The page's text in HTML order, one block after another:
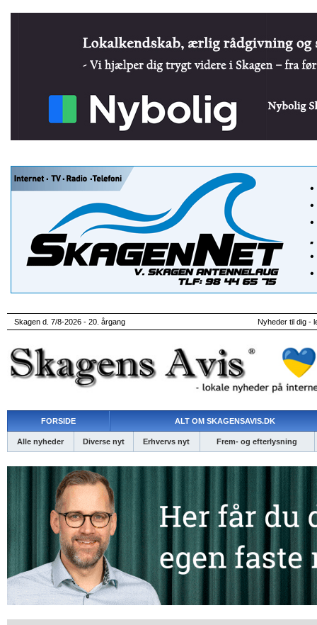
Skagen d. 7/8-2026 - 20. årgang Nyheder til dig -
FORSIDE ALT OM SKAGENSAVIS.DK
Alle nyheder Diverse nyt Erhvervs nyt Frem- og efterlysning